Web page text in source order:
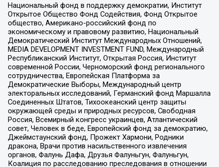
Национальный фонд в поддержку демократии, Институт
Открытое Общество Фонд Содействия, Фонд Открытое
общество, Американо-российский фонд по
экономическому и правовому развитию, Национальный
Демократический Институт Международных Отношений,
MEDIA DEVELOPMENT INVESTMENT FUND, Международный
Республиканский Институт, Открытая Россия, Институт
современной России, Черноморский фонд регионального
сотрудничества, Европейская Платформа за
Демократические Выборы, Международный центр
электоральных исследований, Германский фонд Маршалла
Соединенных Штатов, Тихоокеанский центр защиты
окружающей среды и природных ресурсов, Свободная
Россия, Всемирный конгресс украинцев, Атлантический
совет, Человек в беде, Европейский фонд за демократию,
Джеймстаунский фонд, Прожект Хармони, Родники
дракона, Врачи против насильственного извлечения
органов, Фалунь Дафа, Друзья Фалуньгун, Фалуньгун,
Коалиция по расследованию преследования в отношении